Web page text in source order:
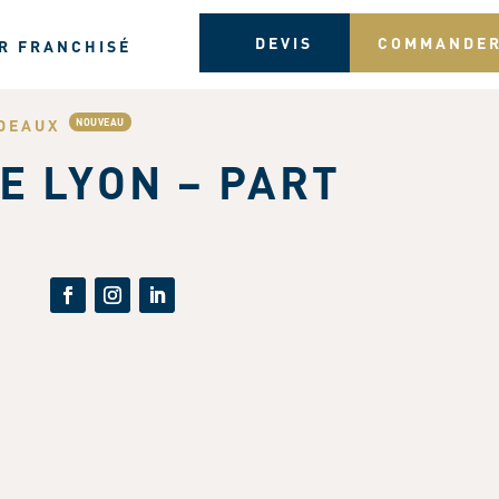
FRANCHISÉ DEVIS
LYON – PART